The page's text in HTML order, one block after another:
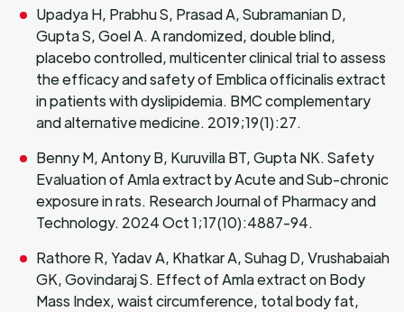
Upadya H, Prabhu S, Prasad A, Subramanian D,
Gupta S, Goel A. A randomized, double blind,
placebo controlled, multicenter clinical trial to assess
the efficacy and safety of Emblica officinalis extract
in patients with dyslipidemia. BMC complementary
and alternative medicine. 2019;19(1):27.
Benny M, Antony B, Kuruvilla BT, Gupta NK. Safety
Evaluation of Amla extract by Acute and Sub-chronic
exposure in rats. Research Journal of Pharmacy and
Technology. 2024 Oct 1;17(10):4887-94.
Rathore R, Yadav A, Khatkar A, Suhag D, Vrushabaiah
GK, Govindaraj S. Effect of Amla extract on Body
Mass Index, waist circumference, total body fat,